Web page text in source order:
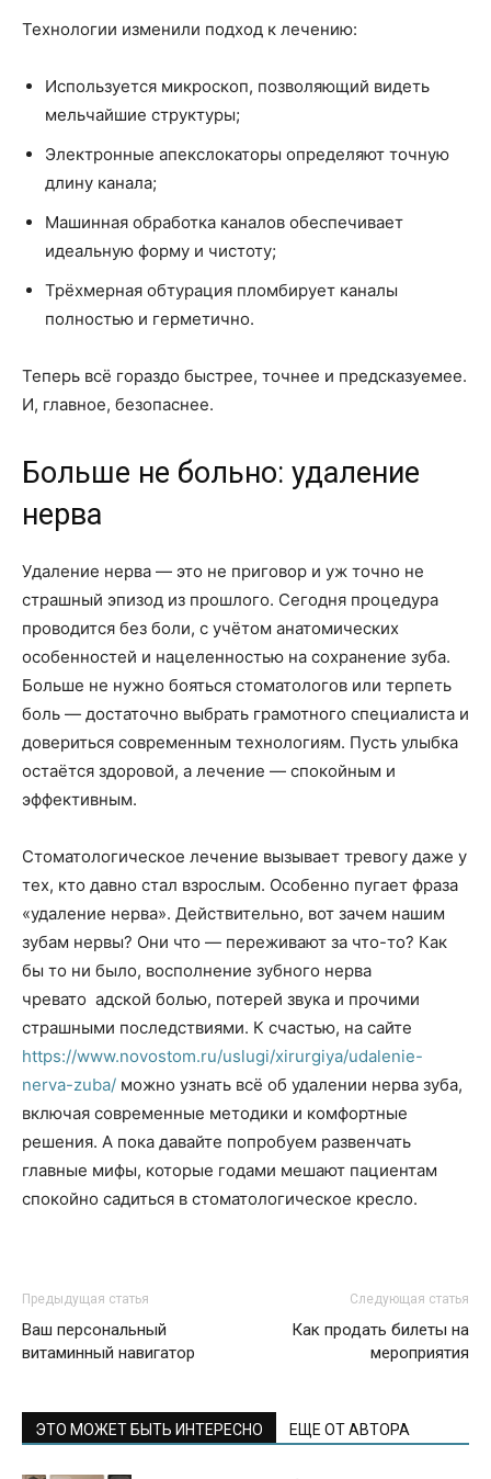
Технологии изменили подход к лечению:
Используется микроскоп, позволяющий видеть
мельчайшие структуры;
Электронные апекслокаторы определяют точную
длину канала;
Машинная обработка каналов обеспечивает
идеальную форму и чистоту;
Трёхмерная обтурация пломбирует каналы
полностью и герметично.
Теперь всё гораздо быстрее, точнее и предсказуемее.
И, главное, безопаснее.
Больше не больно: удаление
нерва
Удаление нерва — это не приговор и уж точно не
страшный эпизод из прошлого. Сегодня процедура
проводится без боли, с учётом анатомических
особенностей и нацеленностью на сохранение зуба.
Больше не нужно бояться стоматологов или терпеть
боль — достаточно выбрать грамотного специалиста и
довериться современным технологиям. Пусть улыбка
остаётся здоровой, а лечение — спокойным и
эффективным.
Стоматологическое лечение вызывает тревогу даже у
тех, кто давно стал взрослым. Особенно пугает фраза
«удаление нерва». Действительно, вот зачем нашим
зубам нервы? Они что — переживают за что-то? Как
бы то ни было, восполнение зубного нерва
чревато адской болью, потерей звука и прочими
страшными последствиями. К счастью, на сайте
https://www.novostom.ru/uslugi/xirurgiya/udalenie-
nerva-zuba/ можно узнать всё об удалении нерва зуба,
включая современные методики и комфортные
решения. А пока давайте попробуем развенчать
главные мифы, которые годами мешают пациентам
спокойно садиться в стоматологическое кресло.
Предыдущая статья
Ваш персональный
витаминный навигатор
Следующая статья
Как продать билеты на
мероприятия
ЭТО МОЖЕТ БЫТЬ ИНТЕРЕСНО ЕЩЕ ОТ АВТОРА